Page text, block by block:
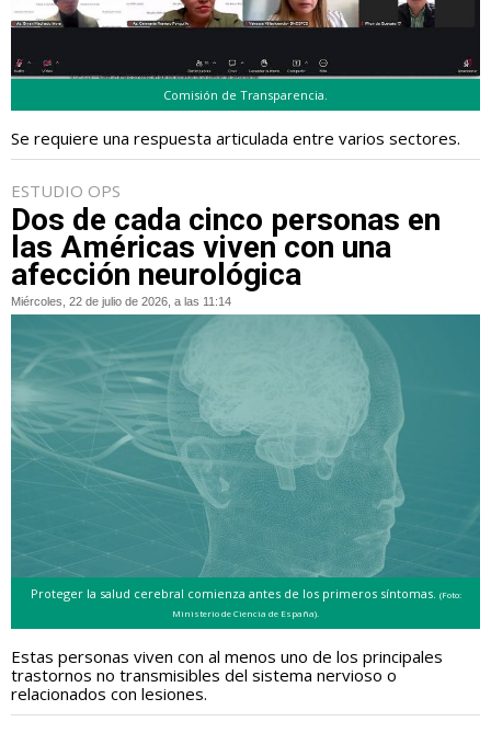
Comisión de Transparencia.
Se requiere una respuesta articulada entre varios sectores.
ESTUDIO OPS
Dos de cada cinco personas en
las Américas viven con una
afección neurológica
Miércoles, 22 de julio de 2026, a las 11:14
Proteger la salud cerebral comienza antes de los primeros síntomas. (Foto:
Ministerio de Ciencia de España).
Estas personas viven con al menos uno de los principales
trastornos no transmisibles del sistema nervioso o
relacionados con lesiones.